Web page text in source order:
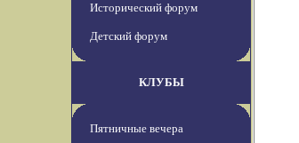
Исторический форум
Детский форум
КЛУБЫ
Пятничные вечера